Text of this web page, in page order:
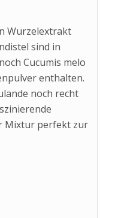
Wurzelextrakt
sind in
Cucumis melo
enthalten.
noch recht
Mixtur perfekt zur